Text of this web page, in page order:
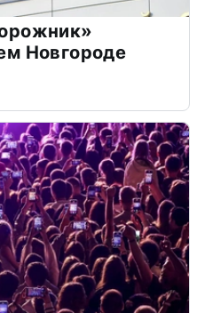
Новгороде